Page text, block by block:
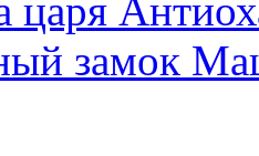
царя
замок